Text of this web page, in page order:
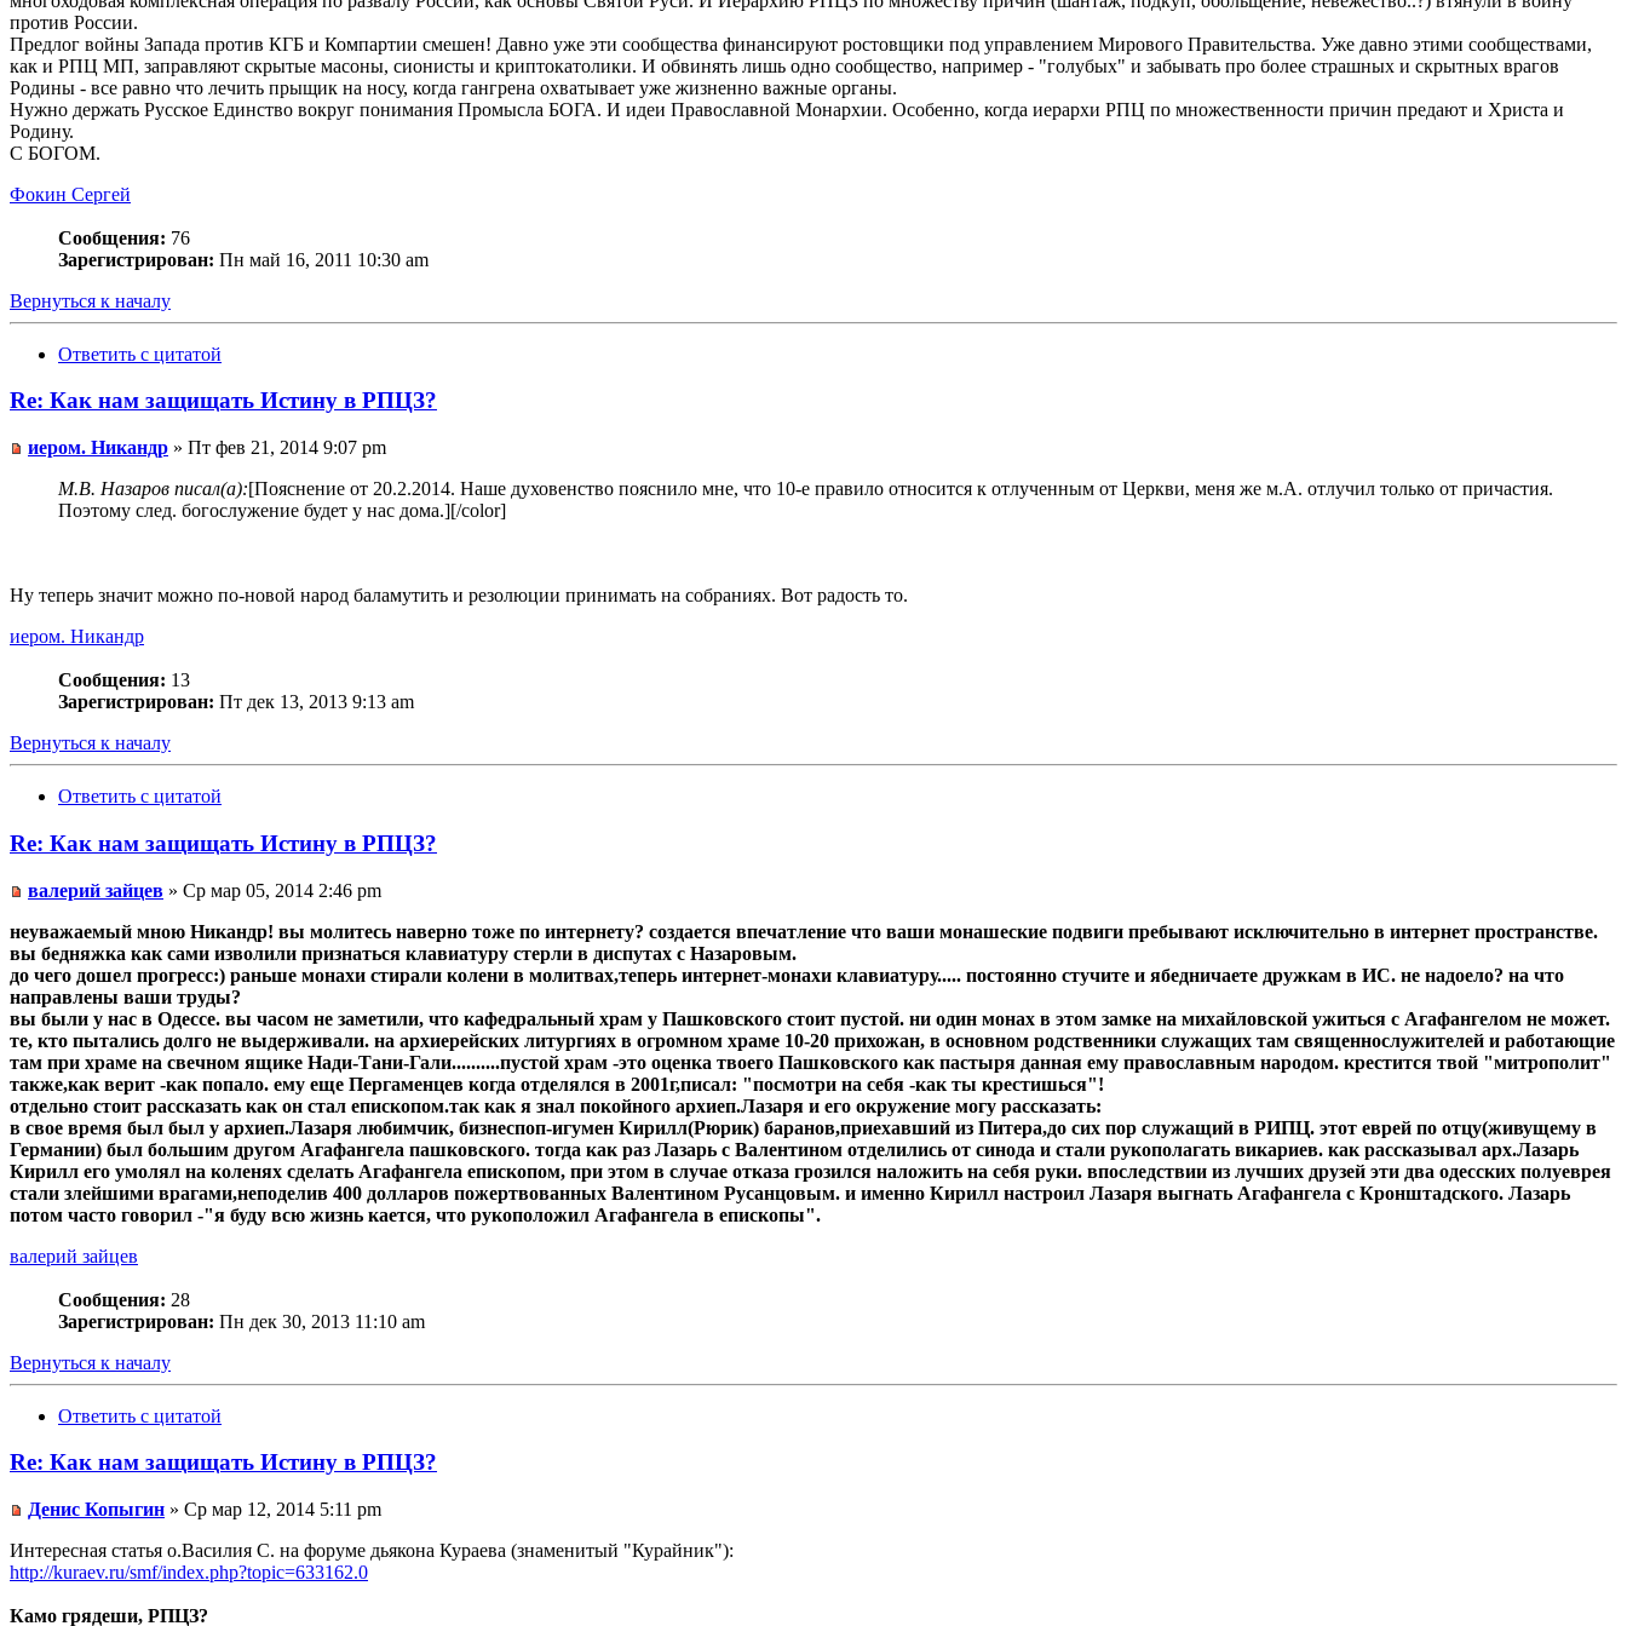
против России.
Предлог войны Запада против КГБ и Компартии смешен! Давно уже эти сообщества финансируют ростовщики под управлением Мирового Правительства. Уже давно этими сообществами,
как и РПЦ МП, заправляют скрытые масоны, сионисты и криптокатолики. И обвинять лишь одно сообщество, например - "голубых" и забывать про более страшных и скрытных врагов
Родины - все равно что лечить прыщик на носу, когда гангрена охватывает уже жизненно важные органы.
Нужно держать Русское Единство вокруг понимания Промысла БОГА. И идеи Православной Монархии. Особенно, когда иерархи РПЦ по множественности причин предают и Христа и
Родину.
С БОГОМ.
Фокин Сергей
Сообщения: 76
Зарегистрирован: Пн май 16, 2011 10:30 am
Вернуться к началу
Ответить с цитатой
Re: Как нам защищать Истину в РПЦЗ?
иером. Никандр » Пт фев 21, 2014 9:07 pm
М.В. Назаров писал(а):[Пояснение от 20.2.2014. Наше духовенство пояснило мне, что 10-е правило относится к отлученным от Церкви, меня же м.А. отлучил только от причастия.
Поэтому след. богослужение будет у нас дома.][/color]
Ну теперь значит можно по-новой народ баламутить и резолюции принимать на собраниях. Вот радость то.
иером. Никандр
Сообщения: 13
Зарегистрирован: Пт дек 13, 2013 9:13 am
Вернуться к началу
Ответить с цитатой
Re: Как нам защищать Истину в РПЦЗ?
валерий зайцев » Ср мар 05, 2014 2:46 pm
неуважаемый мною Никандр! вы молитесь наверно тоже по интернету? создается впечатление что ваши монашеские подвиги пребывают исключительно в интернет пространстве.
вы бедняжка как сами изволили признаться клавиатуру стерли в диспутах с Назаровым.
до чего дошел прогресс:) раньше монахи стирали колени в молитвах,теперь интернет-монахи клавиатуру..... постоянно стучите и ябедничаете дружкам в ИС. не надоело? на что
направлены ваши труды?
вы были у нас в Одессе. вы часом не заметили, что кафедральный храм у Пашковского стоит пустой. ни один монах в этом замке на михайловской ужиться с Агафангелом не может.
те, кто пытались долго не выдерживали. на архиерейских литургиях в огромном храме 10-20 прихожан, в основном родственники служащих там священнослужителей и работающие
там при храме на свечном ящике Нади-Тани-Гали..........пустой храм -это оценка твоего Пашковского как пастыря данная ему православным народом. крестится твой "митрополит"
также,как верит -как попало. ему еще Пергаменцев когда отделялся в 2001г,писал: "посмотри на себя -как ты крестишься"!
отдельно стоит рассказать как он стал епископом.так как я знал покойного архиеп.Лазаря и его окружение могу рассказать:
в свое время был был у архиеп.Лазаря любимчик, бизнеспоп-игумен Кирилл(Рюрик) баранов,приехавший из Питера,до сих пор служащий в РИПЦ. этот еврей по отцу(живущему в
Германии) был большим другом Агафангела пашковского. тогда как раз Лазарь с Валентином отделились от синода и стали рукополагать викариев. как рассказывал арх.Лазарь
Кирилл его умолял на коленях сделать Агафангела епископом, при этом в случае отказа грозился наложить на себя руки. впоследствии из лучших друзей эти два одесских полуеврея
стали злейшими врагами,неподелив 400 долларов пожертвованных Валентином Русанцовым. и именно Кирилл настроил Лазаря выгнать Агафангела с Кронштадского. Лазарь
потом часто говорил -"я буду всю жизнь кается, что рукоположил Агафангела в епископы".
валерий зайцев
Сообщения: 28
Зарегистрирован: Пн дек 30, 2013 11:10 am
Вернуться к началу
Ответить с цитатой
Re: Как нам защищать Истину в РПЦЗ?
Денис Копыгин » Ср мар 12, 2014 5:11 pm
Интересная статья о.Василия С. на форуме дьякона Кураева (знаменитый "Курайник"):
http://kuraev.ru/smf/index.php?topic=633162.0
Камо грядеши, РПЦЗ?